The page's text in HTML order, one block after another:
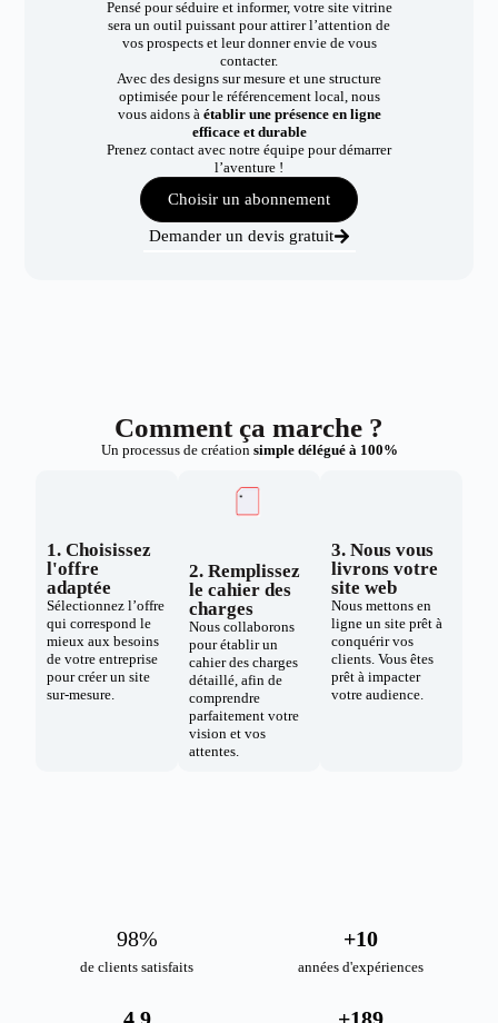
Pensé pour séduire et informer, votre site vitrine
sera un outil puissant pour attirer l’attention de
vos prospects et leur donner envie de vous
contacter.
Avec des designs sur mesure et une structure
optimisée pour le référencement local, nous
vous aidons à établir une présence en ligne
efficace et durable
Prenez contact avec notre équipe pour démarrer
l’aventure !
Choisir un abonnement
Demander un devis gratuit
Comment ça marche ?
Un processus de création simple délégué à 100%
1. Choisissez
l'offre
adaptée
Sélectionnez l’offre
qui correspond le
mieux aux besoins
de votre entreprise
pour créer un site
sur-mesure.
2. Remplissez
le cahier des
charges
Nous collaborons
pour établir un
cahier des charges
détaillé, afin de
comprendre
parfaitement votre
vision et vos
attentes.
3. Nous vous
livrons votre
site web
Nous mettons en
ligne un site prêt à
conquérir vos
clients. Vous êtes
prêt à impacter
votre audience.
de clients satisfaits
98%
années d'expériences
+10